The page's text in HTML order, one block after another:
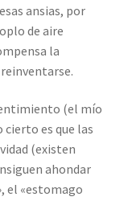
ansias, por
de aire
la
(el mío
cierto es que las
(existen
ahondar
el «estomago